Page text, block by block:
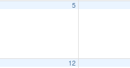
5
12